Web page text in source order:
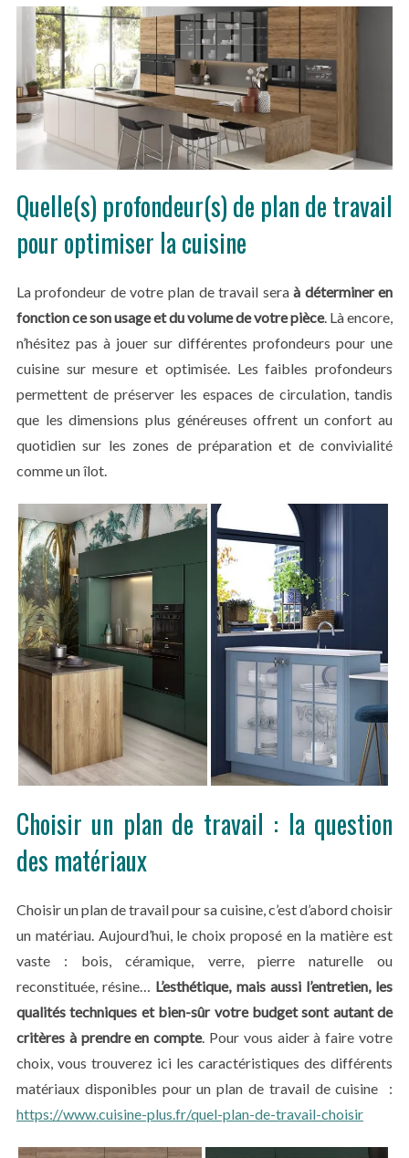
Quelle(s) profondeur(s) de plan de travail
pour optimiser la cuisine
La profondeur de votre plan de travail seraà déterminer en
fonction ce son usage et du volume de votre pièce. Là encore,
n’hésitez pas à jouer sur différentes profondeurs pour une
cuisine sur mesure et optimisée. Les faibles profondeurs
permettent de préserver les espaces de circulation, tandis
que les dimensions plus généreuses offrent un confort au
quotidien sur les zones de préparation et de convivialité
comme un îlot.
Choisir un plan de travail : la question
des matériaux
Choisir un plan de travail pour sa cuisine, c’est d’abord choisir
un matériau. Aujourd’hui, le choix proposé en la matière est
vaste : bois, céramique, verre, pierre naturelle ou
reconstituée, résine… L’esthétique, mais aussi l’entretien, les
qualités techniques et bien-sûr votre budget sont autant de
critères à prendre en compte. Pour vous aider à faire votre
choix, vous trouverez ici les caractéristiques des différents
matériaux disponibles pour un plan de travail de cuisine :
https://www.cuisine-plus.fr/quel-plan-de-travail-choisir